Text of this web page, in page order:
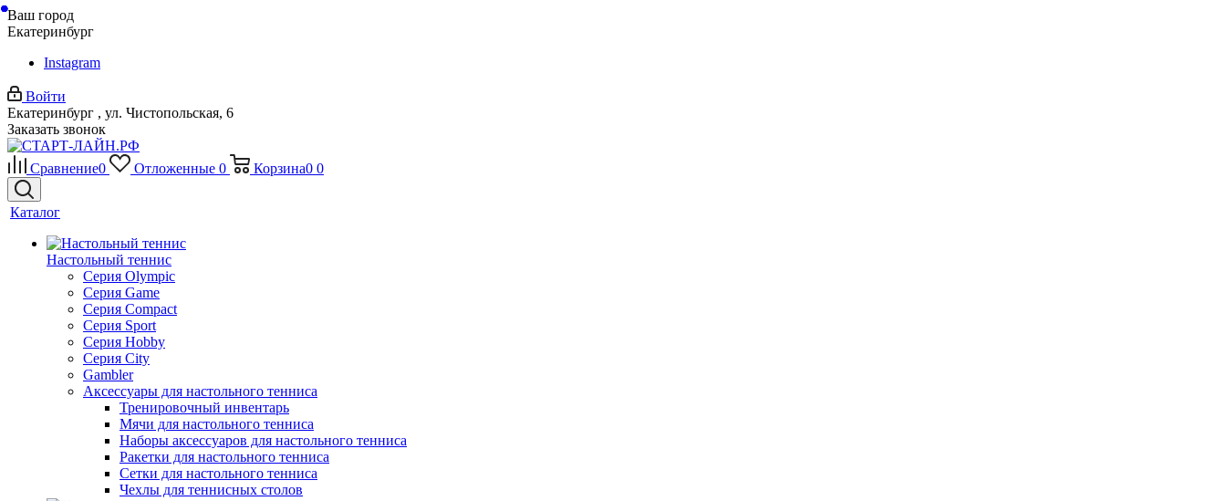
Ваш город
Екатеринбург
Instagram
Войти
Екатеринбург , ул. Чистопольская, 6
Заказать звонок
Сравнение0 Отложенные 0 Корзина0 0
Каталог
Настольный теннис
Серия Olympic
Серия Game
Серия Compact
Серия Sport
Серия Hobby
Серия City
Gambler
Аксессуары для настольного тенниса
Тренировочный инвентарь
Мячи для настольного тенниса
Наборы аксессуаров для настольного тенниса
Ракетки для настольного тенниса
Сетки для настольного тенниса
Чехлы для теннисных столов